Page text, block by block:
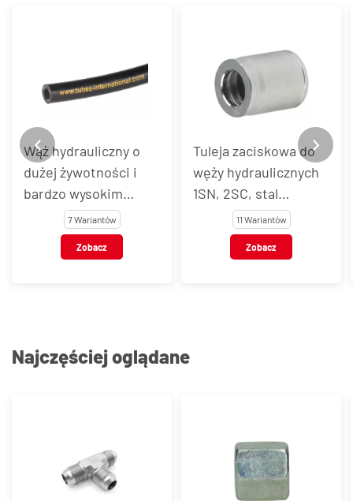
Wąż hydrauliczny o
dużej żywotności i
bardzo wysokim
ciśnieniu EN 857 2SC
7 Wariantów
Zobacz
Tuleja zaciskowa do
węży hydraulicznych
1SN, 2SC, stal
węglowa, typ Z1TX
11 Wariantów
Zobacz
Najczęściej oglądane